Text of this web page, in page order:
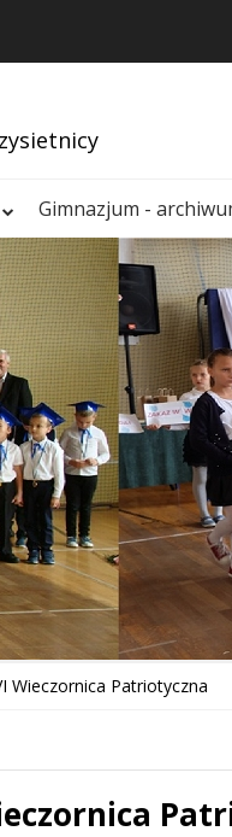
Gimnazjum -
Wieczornica Patriotyczna